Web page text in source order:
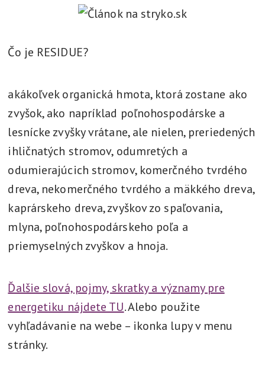
t
y
r
i
e
š
i
Čo je RESIDUE?
akákoľvek organická hmota, ktorá zostane ako
zvyšok, ako napríklad poľnohospodárske a
lesnícke zvyšky vrátane, ale nielen, preriedených
ihličnatých stromov, odumretých a
odumierajúcich stromov, komerčného tvrdého
dreva, nekomerčného tvrdého a mäkkého dreva,
kaprárskeho dreva, zvyškov zo spaľovania,
mlyna, poľnohospodárskeho poľa a
priemyselných zvyškov a hnoja.
Ďalšie slová, pojmy, skratky a významy pre
energetiku nájdete TU. Alebo použite
vyhľadávanie na webe – ikonka lupy v menu
stránky.